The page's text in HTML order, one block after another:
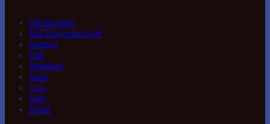
Om/kontakt
Blå Flag/wind/web
træning
Foil
Windsurf
Snak
Log
Salg
Hund